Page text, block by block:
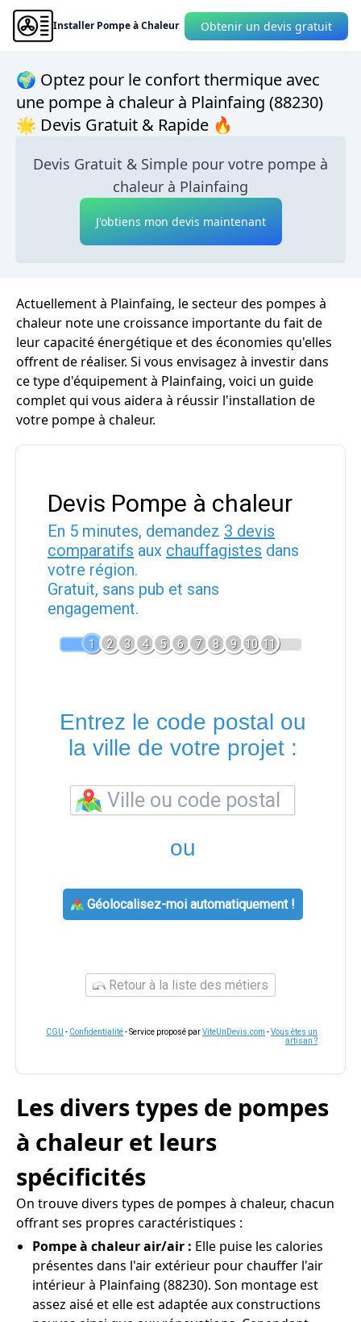
Installer Pompe à Chaleur Obtenir un devis gratuit
🌍 Optez pour le confort thermique avec
une pompe à chaleur à Plainfaing (88230)
🌟 Devis Gratuit & Rapide 🔥
Devis Gratuit & Simple pour votre pompe à
chaleur à Plainfaing
J'obtiens mon devis maintenant
Actuellement à Plainfaing, le secteur des pompes à
chaleur note une croissance importante du fait de
leur capacité énergétique et des économies qu'elles
offrent de réaliser. Si vous envisagez à investir dans
ce type d'équipement à Plainfaing, voici un guide
complet qui vous aidera à réussir l'installation de
votre pompe à chaleur.
Devis Pompe à chaleur
En 5 minutes, demandez 3 devis
comparatifs aux chauffagistes dans
votre région.
Gratuit, sans pub et sans
engagement.
1 2 3 4 5 6 7 8 9 10 11
Entrez le code postal ou
la ville de votre projet :
ou
Géolocalisez-moi automatiquement !
Retour à la liste des métiers
CGU - Confidentialité- Service proposé parViteUnDevis.com -Vous êtes un
artisan ?
Les divers types de pompes
à chaleur et leurs
spécificités
On trouve divers types de pompes à chaleur, chacun
offrant ses propres caractéristiques :
Pompe à chaleur air/air : Elle puise les calories
présentes dans l'air extérieur pour chauffer l'air
intérieur à Plainfaing (88230). Son montage est
assez aisé et elle est adaptée aux constructions